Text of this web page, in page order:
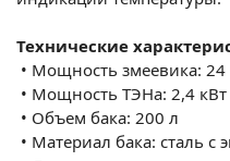
Технические
• Мощность змеевика: 24
• Мощность ТЭНа: 2,4 кВт
• Объем бака: 200 л
• Материал бака: сталь